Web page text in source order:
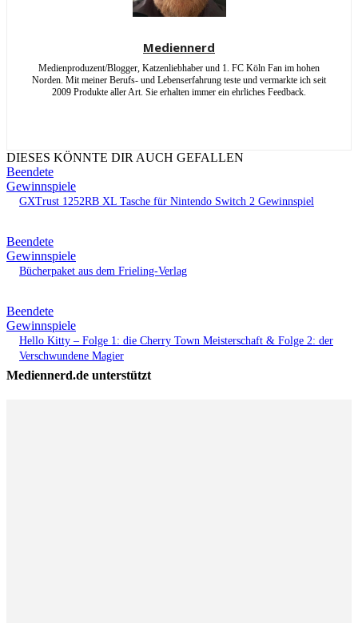
Mediennerd
Medienproduzent/Blogger, Katzenliebhaber und 1. FC Köln Fan im hohen
Norden. Mit meiner Berufs- und Lebenserfahrung teste und vermarkte ich seit
2009 Produkte aller Art. Sie erhalten immer ein ehrliches Feedback.
DIESES KÖNNTE DIR AUCH GEFALLEN
Beendete
Gewinnspiele
GXTrust 1252RB XL Tasche für Nintendo Switch 2 Gewinnspiel
Beendete
Gewinnspiele
Bücherpaket aus dem Frieling-Verlag
Beendete
Gewinnspiele
Hello Kitty – Folge 1: die Cherry Town Meisterschaft & Folge 2: der
Verschwundene Magier
Mediennerd.de unterstützt